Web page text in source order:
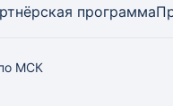
программа
МСК